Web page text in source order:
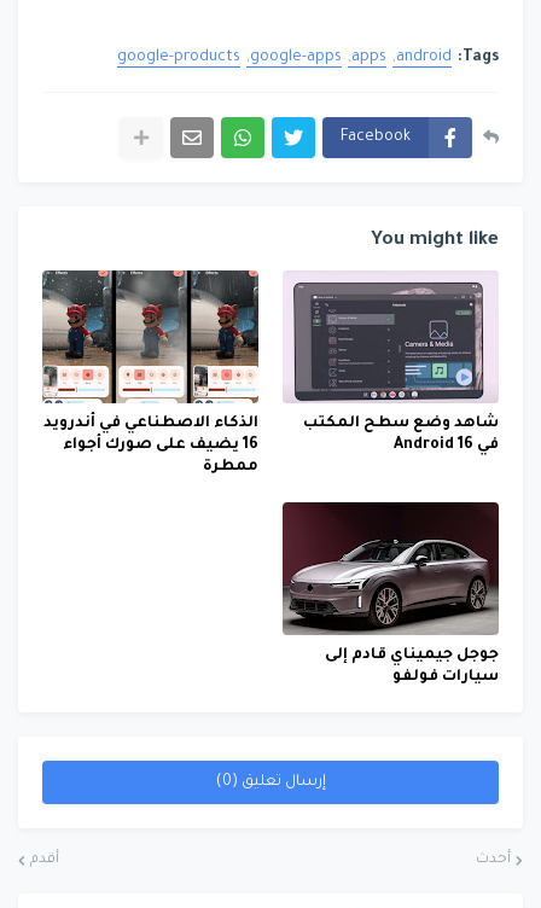
Tags:
android
apps
google-apps
google-products
Facebook
You might like
شاهد وضع سطح المكتب
في Android 16
الذكاء الاصطناعي في أندرويد
16 يضيف على صورك أجواء
ممطرة
جوجل جيميناي قادم إلى
سيارات فولفو
إرسال تعليق (0)
أحدث أقدم